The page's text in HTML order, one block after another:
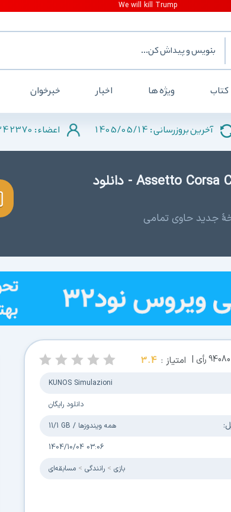
کتاب ویژه ها اخبار خبرخوان
آخرین بروزرسانی :1405/05/14 اعضاء :342370
دانلود Assetto Corsa Competizione + Update v1.10.4 - دانلود
جدید حاوی تمامی
94080رأی | امتیاز : 3.4
KUNOS Simulazioni
دانلود رایگان
11/1 GB/همه ویندوزها
1404/10/04 03:06
بازی رانندگی مسابقه‌ای